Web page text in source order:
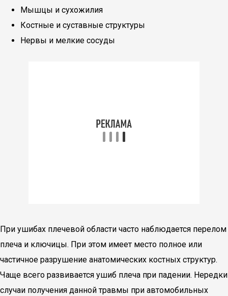
Мышцы и сухожилия
Костные и суставные структуры
Нервы и мелкие сосуды
При ушибах плечевой области часто наблюдается перелом
плеча и ключицы. При этом имеет место полное или
частичное разрушение анатомических костных структур.
Чаще всего развивается ушиб плеча при падении. Нередки
случаи получения данной травмы при автомобильных